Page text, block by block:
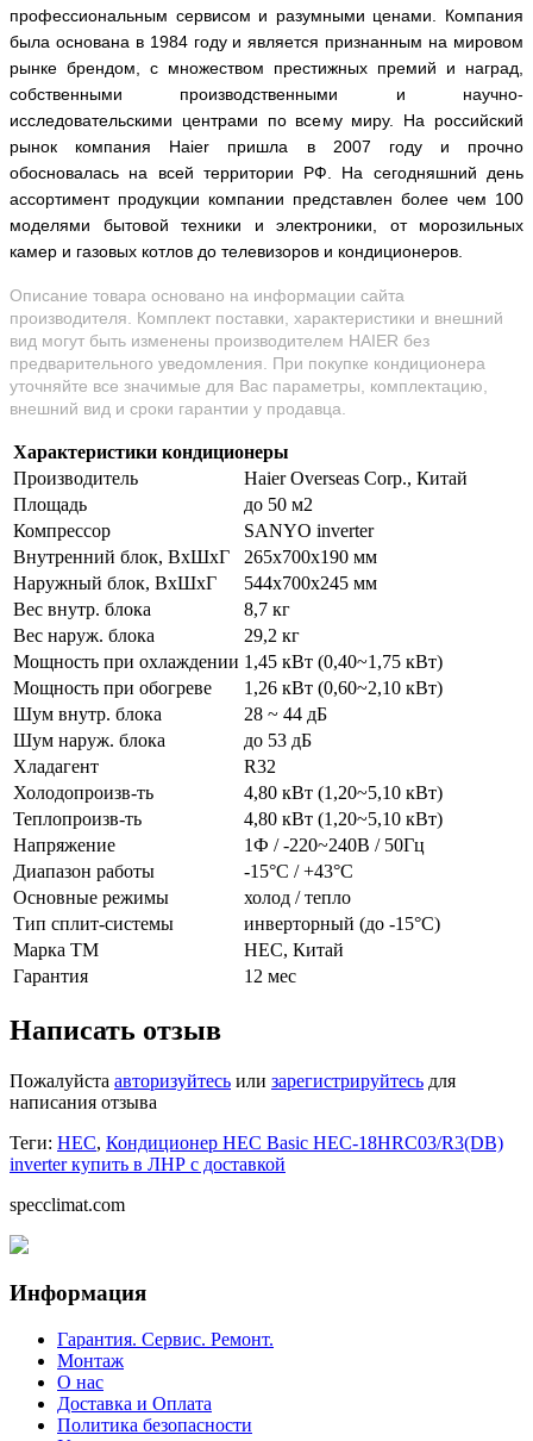
профессиональным сервисом и разумными ценами.
Компания
была основана в 1984 году и является признанным на мировом
рынке брендом, с множеством престижных премий и наград,
собственными производственными и научно-
исследовательскими центрами по всему миру. На российский
рынок компания Haier пришла в 2007 году и прочно
обосновалась на всей территории РФ. На сегодняшний день
ассортимент продукции компании представлен более чем 100
моделями бытовой техники и электроники, от морозильных
камер и газовых котлов до телевизоров и кондиционеров.
Описание товара основано на информации сайта
производителя. Комплект поставки, характеристики и внешний
вид могут быть изменены производителем HAIER без
предварительного уведомления. При покупке кондиционера
уточняйте все значимые для Вас параметры, комплектацию,
внешний вид и сроки гарантии у продавца.
Характеристики кондиционеры
Производитель
Haier Overseas Corp., Китай
Площадь
до 50 м2
Компрессор
SANYO inverter
Внутренний блок, ВхШхГ
265х700х190 мм
Наружный блок, ВхШхГ
544х700х245 мм
Вес внутр. блока
8,7 кг
Вес наруж. блока
29,2 кг
Мощность при охлаждении 1,45 кВт (0,40~1,75 кВт)
Мощность при обогреве
1,26 кВт (0,60~2,10 кВт)
Шум внутр. блока
28 ~ 44 дБ
Шум наруж. блока
до 53 дБ
Хладагент
R32
Холодопроизв-ть
4,80 кВт (1,20~5,10 кВт)
Теплопроизв-ть
4,80 кВт (1,20~5,10 кВт)
Напряжение
1Ф / -220~240В / 50Гц
Диапазон работы
-15°С / +43°С
Основные режимы
холод / тепло
Тип сплит-системы
инверторный (до -15°С)
Марка ТМ
HEC, Китай
Гарантия
12 мес
Написать отзыв
Пожалуйста авторизуйтесь или зарегистрируйтесь для
написания отзыва
Теги: HEC, Кондиционер HEC Basic HEC-18HRC03/R3(DB)
inverter купить в ЛНР с доставкой
specclimat.com
Информация
Гарантия. Сервис. Ремонт.
Монтаж
О нас
Доставка и Оплата
Политика безопасности